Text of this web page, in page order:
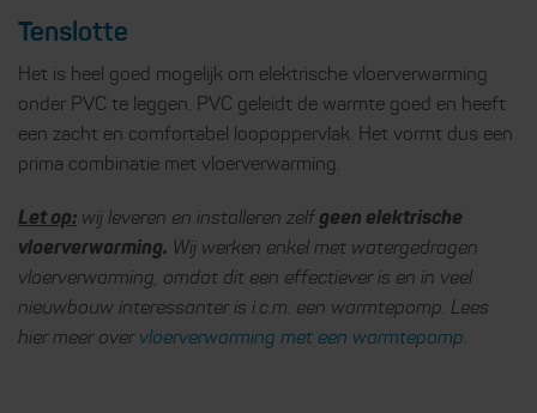
Tenslotte
Het is heel goed mogelijk om elektrische vloerverwarming
onder PVC te leggen. PVC geleidt de warmte goed en heeft
een zacht en comfortabel loopoppervlak. Het vormt dus een
prima combinatie met vloerverwarming.
Let op: wij leveren en installeren zelf geen elektrische
vloerverwarming. Wij werken enkel met watergedragen
vloerverwarming, omdat dit een effectiever is en in veel
nieuwbouw interessanter is i.c.m. een warmtepomp. Lees
hier meer over vloerverwarming met een warmtepomp.